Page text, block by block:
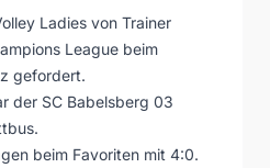
Ladies von Trainer
League beim
gefordert.
der SC Babelsberg 03
beim Favoriten mit 4:0.